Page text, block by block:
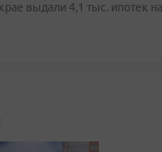
выдали 4,1 тыс. ипотек